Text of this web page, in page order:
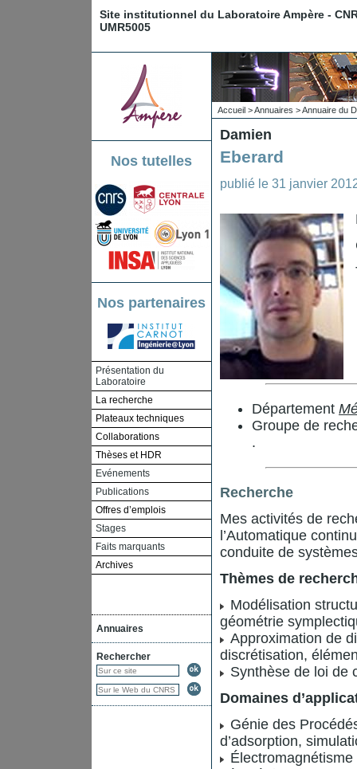
Site institutionnel du Laboratoire Ampère -
UMR5005
Nos tutelles
Nos partenaires
Présentation du
Laboratoire
La recherche
Plateaux techniques
Collaborations
Thèses et HDR
Evénements
Publications
Offres d’emplois
Stages
Faits marquants
Archives
Annuaires
Rechercher
Accueil >Annuaires >Annuaire du
Damien
Eberard
publié le 31 janvier
Département
Groupe de
.
Recherche
Mes activités de
l’Automatique
conduite de
Thèmes de
Modélisation
géométrie
Approximation de
discrétisation,
Synthèse de loi de
Domaines
Génie des
d’adsorption,